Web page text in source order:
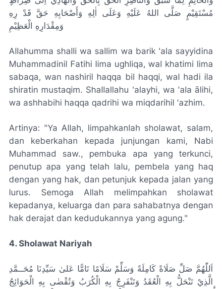
مُسْتَقِيْمٍ صَلَّى اللهُ عَلَيْهِ وَعَلَى اٰلِهِ وَأَصْحَابِهِ حَقَّ قَدْ رِهِ
وَمِقْدَارِهِ الْعَظِيْمِ
Allahumma shalli wa sallim wa barik 'ala sayyidina
Muhammadinil Fatihi lima ughliqa, wal khatimi lima
sabaqa, wan nashiril haqqa bil haqqi, wal hadi ila
shiratin mustaqim. Shallallahu 'alayhi, wa 'ala ālihi,
wa ashhabihi haqqa qadrihi wa miqdarihil 'azhim.
Artinya: "Ya Allah, limpahkanlah sholawat, salam,
dan keberkahan kepada junjungan kami, Nabi
Muhammad saw., pembuka apa yang terkunci,
penutup apa yang telah lalu, pembela yang haq
dengan yang hak, dan petunjuk kepada jalan yang
lurus. Semoga Allah melimpahkan sholawat
kepadanya, keluarga dan para sahabatnya dengan
hak derajat dan kedudukannya yang agung."
4. Sholawat Nariyah
اَللّٰهُمَّ صَلِّ صَلَاةً كَامِلَةً وَسَلِّمْ سَلَامًا تَامًّا عَلىٰ سَيِّدِنَا مُحَــمَّدِ
ࣙالَّذِيْ تَنْحَلُّ بِهِ الْعُقَدُ وَتَنْفَرِجُ بِهِ الْكُرَبُ وَتُقْضٰى بِهِ الْحَوَائِجُ